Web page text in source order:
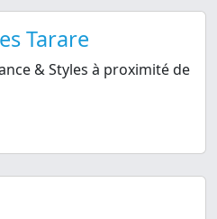
Tarare
& Styles à proximité de